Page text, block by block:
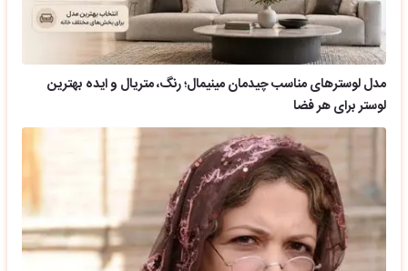
مدل لوسترهای مناسب چیدمان مینیمال؛ رنگ، متریال و ایده بهترین
لوستر برای هر فضا